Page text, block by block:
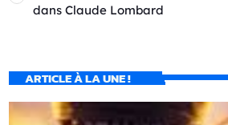
dans Claude Lombard
ARTICLE À LA UNE !